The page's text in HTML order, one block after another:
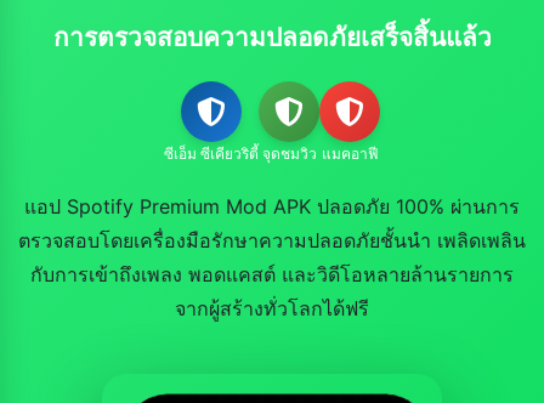
การตรวจสอบความปลอดภัยเสร็จสิ้นแล้ว
ซีเอ็ม ซีเคียวริตี้ จุดชมวิว แมคอาฟี
แอป Spotify Premium Mod APK ปลอดภัย 100% ผ่านการ
ตรวจสอบโดยเครื่องมือรักษาความปลอดภัยชั้นนำ เพลิดเพลิน
กับการเข้าถึงเพลง พอดแคสต์ และวิดีโอหลายล้านรายการ
จากผู้สร้างทั่วโลกได้ฟรี